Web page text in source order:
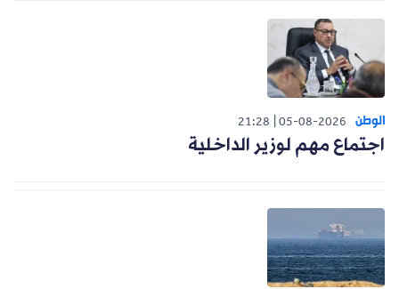
الوطن 05-08-2026
21:28
اجتماع مهم لوزير الداخلية